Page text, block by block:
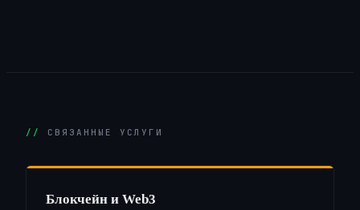
СВЯЗАННЫЕ УСЛУГИ
Блокчейн и Web3